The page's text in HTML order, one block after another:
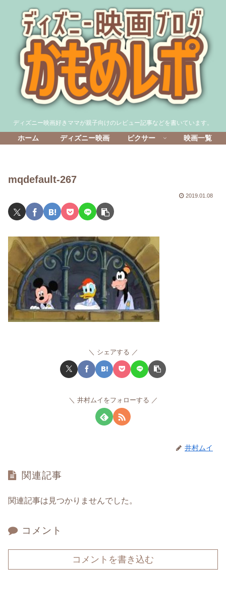
ディズニー映画好きママが親子向けのレビュー記事などを書いています。
ホーム ディズニー映画 ピクサー 映画一覧
mqdefault-267
2019.01.08
シェアする
井村ムイをフォローする
井村ムイ
関連記事
関連記事は見つかりませんでした。
コメント
コメントを書き込む